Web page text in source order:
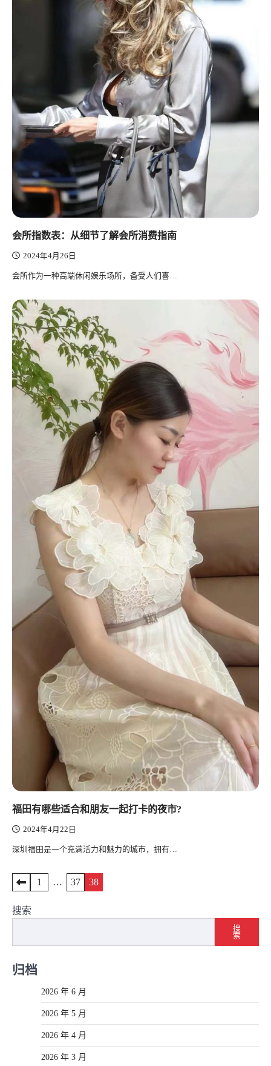
会所指数表：从细节了解会所消费指南
2024年4月26日
会所作为一种高端休闲娱乐场所，备受人们喜…
福田有哪些适合和朋友一起打卡的夜市?
2024年4月22日
深圳福田是一个充满活力和魅力的城市，拥有…
文
导
1 … 37 38
搜索
搜
索
归档
2026 年 6 月
2026 年 5 月
2026 年 4 月
2026 年 3 月